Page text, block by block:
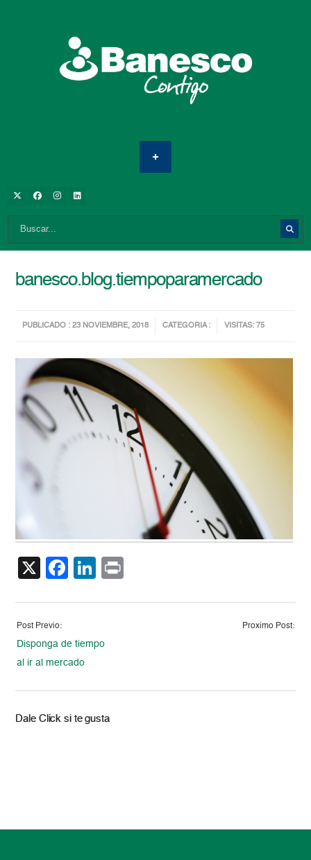
banesco.blog.tiempoparamercado
PUBLICADO : 23 NOVIEMBRE, 2018 CATEGORIA : VISITAS: 75
X Facebook
LinkedIn
Post Previo:
Disponga de tiempo
al ir al mercado
Proximo Post:
Dale Click si te gusta